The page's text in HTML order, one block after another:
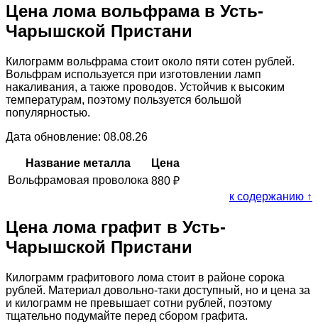
Цена лома вольфрама в Усть-
Чарышской Пристани
Килограмм вольфрама стоит около пяти сотен рублей.
Вольфрам используется при изготовлении ламп
накаливания, а также проводов. Устойчив к высоким
температурам, поэтому пользуется большой
популярностью.
Дата обновление: 08.08.26
Название металла
Цена
Вольфрамовая проволока 880 ₽
к содержанию ↑
Цена лома графит в Усть-
Чарышской Пристани
Килограмм графитового лома стоит в районе сорока
рублей. Материал довольно-таки доступный, но и цена за
и килограмм не превышает сотни рублей, поэтому
тщательно подумайте перед сбором графита.